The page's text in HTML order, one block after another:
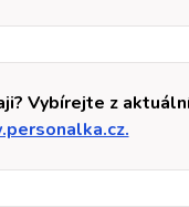
Vybírejte z